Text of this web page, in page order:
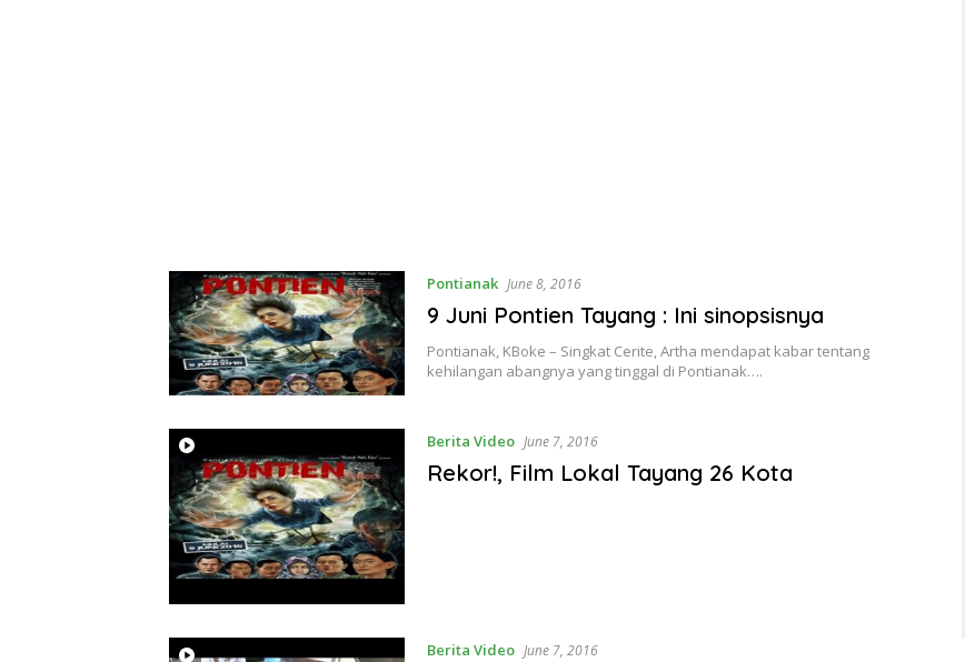
Pontianak June 8, 2016
9 Juni Pontien Tayang : Ini sinopsisnya
Pontianak, KBoke – Singkat Cerite, Artha mendapat kabar tentang
kehilangan abangnya yang tinggal di Pontianak….
Berita Video June 7, 2016
Rekor!, Film Lokal Tayang 26 Kota
Berita Video June 7, 2016